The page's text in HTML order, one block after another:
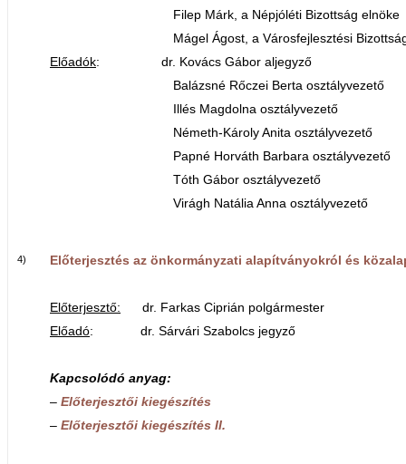
Filep Márk, a Népjóléti Bizottság elnöke
Mágel Ágost, a Városfejlesztési Bizottság
Előadók: dr. Kovács Gábor aljegyző
Balázsné Rőczei Berta osztályvezető
Illés Magdolna osztályvezető
Németh-Károly Anita osztályvezető
Papné Horváth Barbara osztályvezető
Tóth Gábor osztályvezető
Virágh Natália Anna osztályvezető
4) Előterjesztés az önkormányzati alapítványokról és
Előterjesztő: dr. Farkas Ciprián polgármester
Előadó: dr. Sárvári Szabolcs jegyző
Kapcsolódó anyag:
– Előterjesztői kiegészítés
– Előterjesztői kiegészítés II.